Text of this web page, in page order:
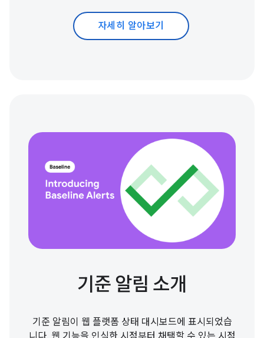
자세히 알아보기
기준 알림 소개
기준 알림이 웹 플랫폼 상태 대시보드에 표시되었습